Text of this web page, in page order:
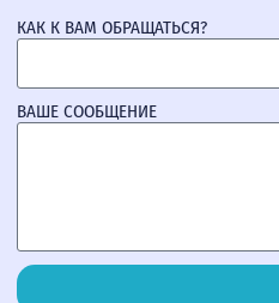
КАК К ВАМ ОБРАЩАТЬСЯ?
ВАШЕ СООБЩЕНИЕ